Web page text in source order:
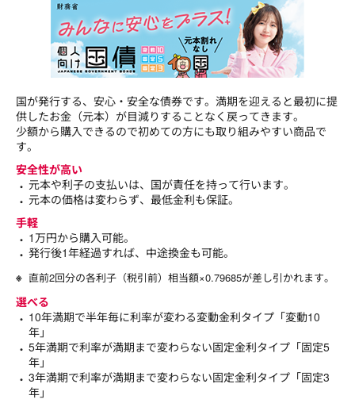
国が発行する、安心・安全な債券です。満期を迎えると最初に提
供したお金（元本）が目減りすることなく戻ってきます。
少額から購入できるので初めての方にも取り組みやすい商品で
す。
安全性が高い
元本や利子の支払いは、国が責任を持って行います。
元本の価格は変わらず、最低金利も保証。
手軽
1万円から購入可能。
発行後1年経過すれば、中途換金も可能。
直前2回分の各利子（税引前）相当額×0.79685が差し引かれます。
選べる
10年満期で半年毎に利率が変わる変動金利タイプ「変動10
年」
5年満期で利率が満期まで変わらない固定金利タイプ「固定5
年」
3年満期で利率が満期まで変わらない固定金利タイプ「固定3
年」